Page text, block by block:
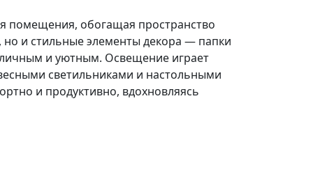
помещения, обогащая пространство
но и стильные элементы декора — папки
личным и уютным. Освещение играет
светильниками и настольными
и продуктивно, вдохновляясь